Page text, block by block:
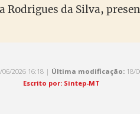
Rodrigues da Silva,
06/2026 16:18 | Última modificação: 18/
Escrito por: Sintep-MT